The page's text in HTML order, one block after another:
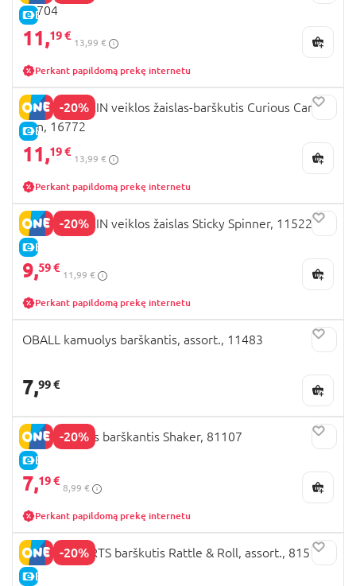
E-KAINA
30704
11,19 €
13,99 €
Perkant papildomą prekę internetu
-20%
E-KAINA
BABY EINSTEIN veiklos žaislas-barškutis Curious Car
Zen, 16772
11,19 €
13,99 €
Perkant papildomą prekę internetu
-20%
E-KAINA
BABY EINSTEIN veiklos žaislas Sticky Spinner, 11522
9,59 €
11,99 €
Perkant papildomą prekę internetu
OBALL kamuolys barškantis, assort., 11483
7,99 €
-20%
E-KAINA
OBALL žaislas barškantis Shaker, 81107
7,19 €
8,99 €
Perkant papildomą prekę internetu
-20%
E-KAINA
BRIGHT STARTS barškutis Rattle & Roll, assort., 81510